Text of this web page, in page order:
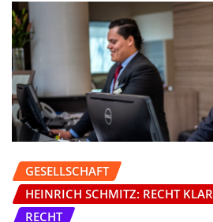
GESELLSCHAFT
HEINRICH SCHMITZ: RECHT KLAR
RECHT